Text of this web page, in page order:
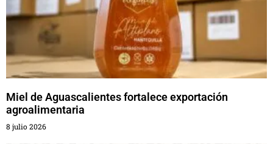
Miel de Aguascalientes fortalece exportación
agroalimentaria
8 julio 2026